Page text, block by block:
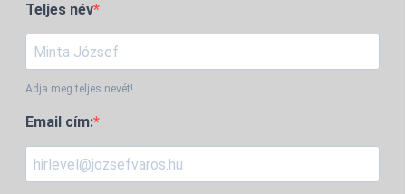
Teljes név
Adja meg teljes nevét!
Email cím: